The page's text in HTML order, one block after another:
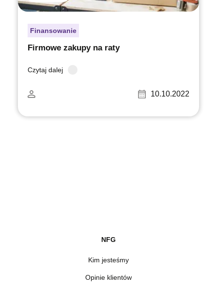
Finansowanie
Firmowe zakupy na raty
Czytaj dalej
10.10.2022
NFG
Kim jesteśmy
Opinie klientów